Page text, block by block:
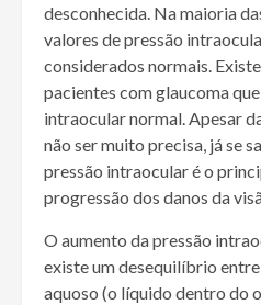
desconhecida. Na maioria
valores de pressão
considerados normais.
pacientes com glaucoma
intraocular normal. Apesar
não ser muito precisa, já se
pressão intraocular é o
progressão dos danos da
O aumento da pressão
existe um desequilíbrio
aquoso (o líquido dentro do